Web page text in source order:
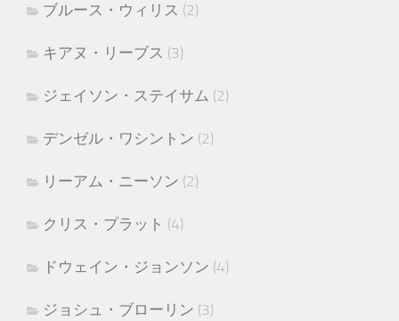
ブルース・ウィリス (2)
キアヌ・リーブス (3)
ジェイソン・ステイサム (2)
デンゼル・ワシントン (2)
リーアム・ニーソン (2)
クリス・プラット (4)
ドウェイン・ジョンソン (4)
ジョシュ・ブローリン (3)